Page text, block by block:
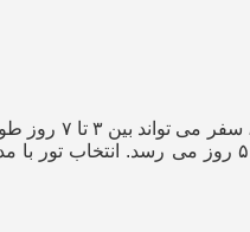
یکی از مهم‌ ترین نکاتی که باید در انتخاب تور زمینی کربلا به آن
معمولاً تور های زمینی از ایران به عراق شامل سفر در دو بخش جاده‌ ای و زیارتی است که مدت زمان آن به حدود ۴ تا ۵